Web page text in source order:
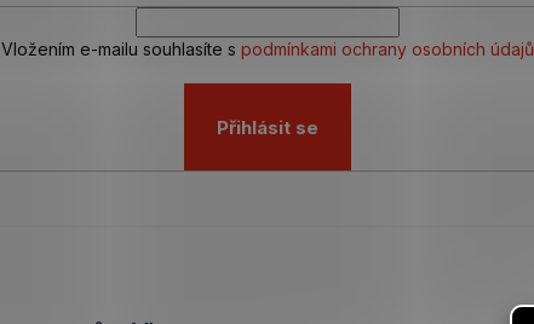
Vložením e-mailu souhlasíte s podmínkami ochrany osobních údajů
Přihlásit se